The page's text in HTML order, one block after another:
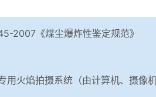
2007《煤尘爆炸性鉴定规范》
用火焰拍摄系统（由计算机、摄像